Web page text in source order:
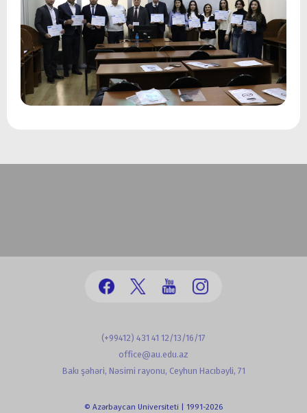
(+99412) 431 41 12/13/16/17
office@au.edu.az
Bakı şəhəri, Nəsimi rayonu, Ceyhun Hacıbəyli, 71
© Azərbaycan Universiteti | 1991-2026